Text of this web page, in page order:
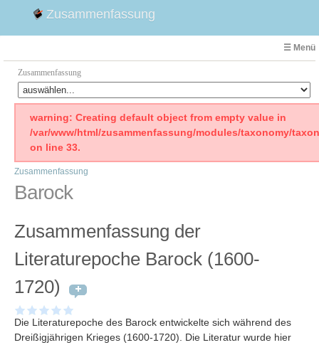
Zusammenfassung
☰ Menü
Zusammenfassung
Faust
Willhelm Tell
Emilia Galotti
1. Weltkrieg Zusammenfassung
Weimarer Republik
Die Räuber
Woyzeck
warning: Creating default object from empty value in
/var/www/html/zusammenfassung/modules/taxonomy/
on line 33.
Zusammenfassung
Barock
Zusammenfassung der
Literaturepoche Barock (1600-
1720)
Die Literaturepoche des Barock entwickelte sich während des
Dreißigjährigen Krieges (1600-1720). Die Literatur wurde hier